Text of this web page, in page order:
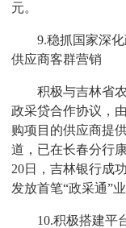
元。
9.稳抓国家深化
供应商客群营销
积极与吉林省农
政采贷合作协议，
购项目的供应商提
道，已在长春分行
20日，吉林银行成
发放首笔“政采通”业
10.积极搭建平台